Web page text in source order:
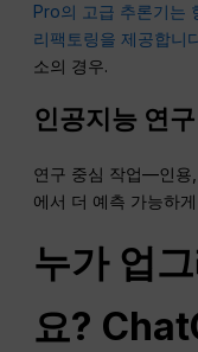
Pro의 고급 추론기는
리팩토링을 제공합니
소의 경우.
인공지능 연
연구 중심 작업—인용
에서 더 예측 가능하
누가 업
요?